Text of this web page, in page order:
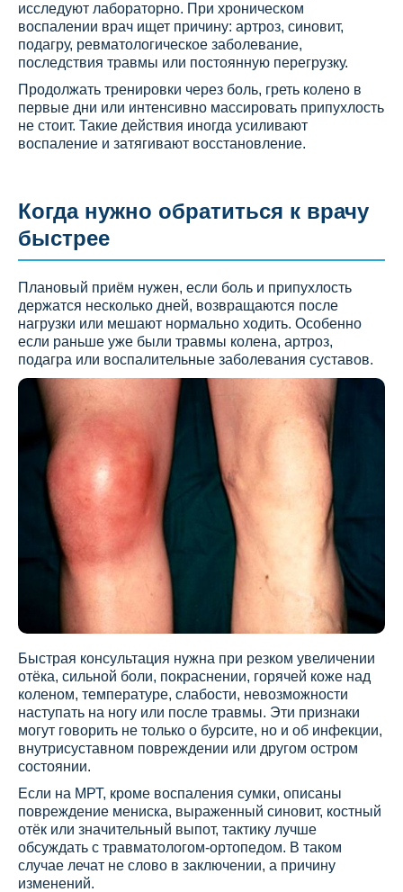
исследуют лабораторно. При хроническом
воспалении врач ищет причину: артроз, синовит,
подагру, ревматологическое заболевание,
последствия травмы или постоянную перегрузку.
Продолжать тренировки через боль, греть колено в
первые дни или интенсивно массировать припухлость
не стоит. Такие действия иногда усиливают
воспаление и затягивают восстановление.
Когда нужно обратиться к врачу
быстрее
Плановый приём нужен, если боль и припухлость
держатся несколько дней, возвращаются после
нагрузки или мешают нормально ходить. Особенно
если раньше уже были травмы колена, артроз,
подагра или воспалительные заболевания суставов.
Быстрая консультация нужна при резком увеличении
отёка, сильной боли, покраснении, горячей коже над
коленом, температуре, слабости, невозможности
наступать на ногу или после травмы. Эти признаки
могут говорить не только о бурсите, но и об инфекции,
внутрисуставном повреждении или другом остром
состоянии.
Если на МРТ, кроме воспаления сумки, описаны
повреждение мениска, выраженный синовит, костный
отёк или значительный выпот, тактику лучше
обсуждать с травматологом-ортопедом. В таком
случае лечат не слово в заключении, а причину
изменений.